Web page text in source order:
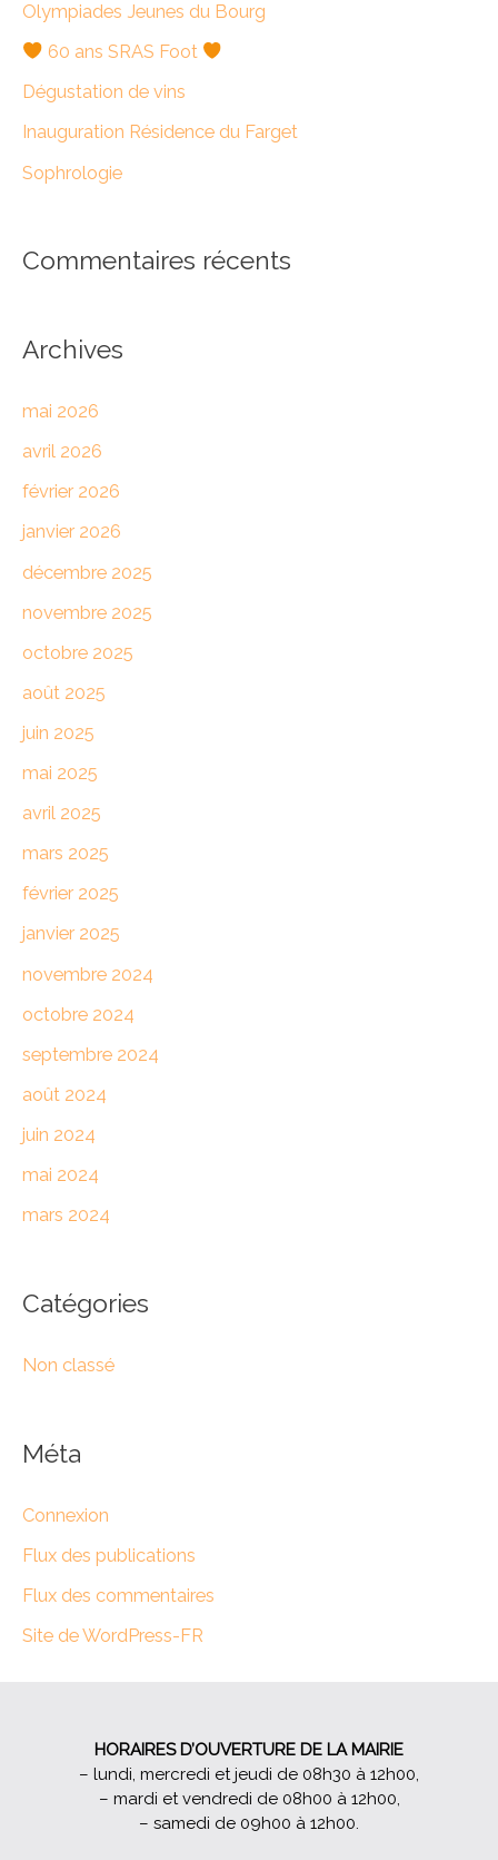
r
c
h
e
Olympiades Jeunes du Bourg
60 ans SRAS Foot
Dégustation de vins
Inauguration Résidence du Farget
Sophrologie
Commentaires récents
Archives
mai 2026
avril 2026
février 2026
janvier 2026
décembre 2025
novembre 2025
octobre 2025
août 2025
juin 2025
mai 2025
avril 2025
mars 2025
février 2025
janvier 2025
novembre 2024
octobre 2024
septembre 2024
août 2024
juin 2024
mai 2024
mars 2024
Catégories
Non classé
Méta
Connexion
Flux des publications
Flux des commentaires
Site de WordPress-FR
HORAIRES D’OUVERTURE DE LA MAIRIE
– lundi, mercredi et jeudi de 08h30 à 12h00,
– mardi et vendredi de 08h00 à 12h00,
– samedi de 09h00 à 12h00.